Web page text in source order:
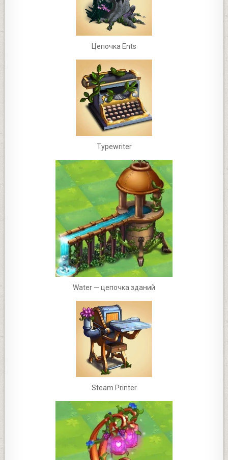
Цепочка Ents
Typewriter
Water — цепочка зданий
Steam Printer